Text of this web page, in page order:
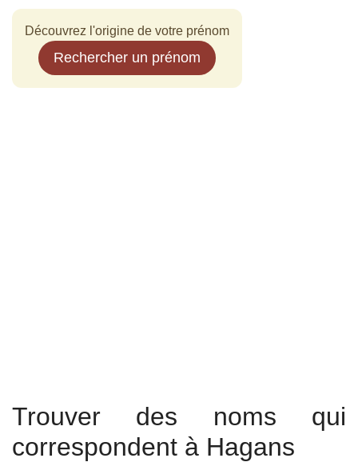
Découvrez l'origine de votre prénom
Rechercher un prénom
Trouver des noms qui
correspondent à Hagans